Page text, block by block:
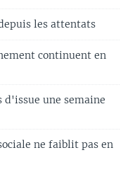
les attentats
continuent en
d'issue une semaine
ne faiblit pas en